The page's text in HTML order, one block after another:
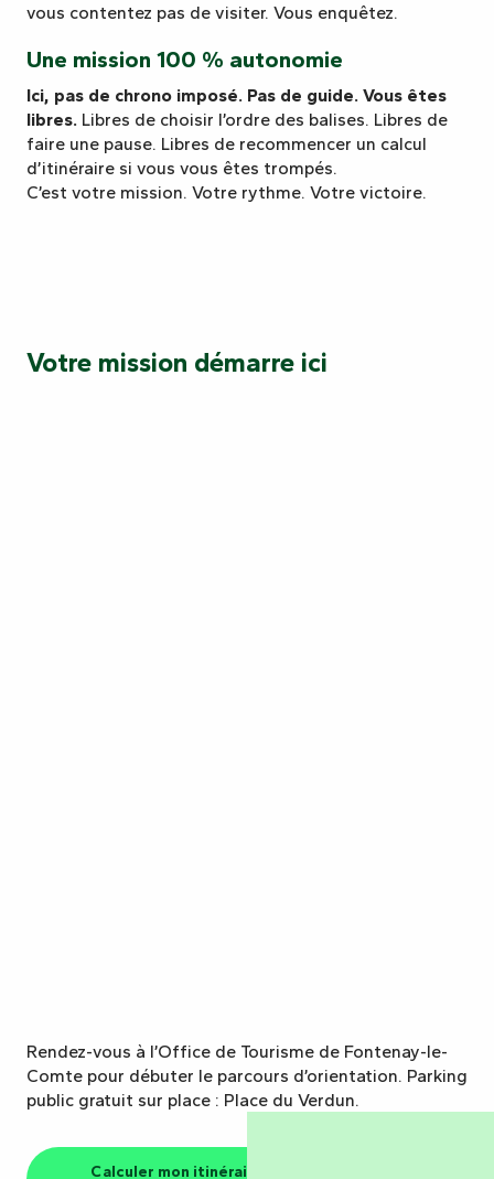
vous contentez pas de visiter. Vous enquêtez.
Une mission 100 % autonomie
Ici, pas de chrono imposé. Pas de guide. Vous êtes
libres. Libres de choisir l’ordre des balises. Libres de
faire une pause. Libres de recommencer un calcul
d’itinéraire si vous vous êtes trompés.
C’est votre mission. Votre rythme. Votre victoire.
Votre mission démarre ici
Rendez-vous à l’Office de Tourisme de Fontenay-le-
Comte pour débuter le parcours d’orientation. Parking
public gratuit sur place : Place du Verdun.
Calculer mon itinéraire vers l'Office de